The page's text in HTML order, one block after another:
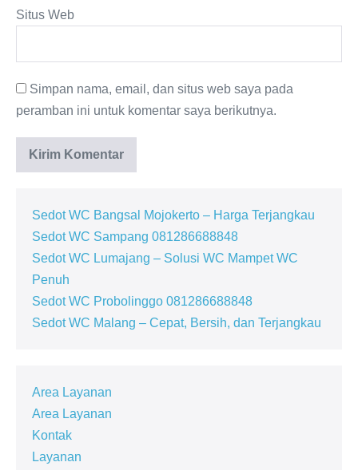
Situs Web
Simpan nama, email, dan situs web saya pada
peramban ini untuk komentar saya berikutnya.
Sedot WC Bangsal Mojokerto – Harga Terjangkau
Sedot WC Sampang 081286688848
Sedot WC Lumajang – Solusi WC Mampet WC
Penuh
Sedot WC Probolinggo 081286688848
Sedot WC Malang – Cepat, Bersih, dan Terjangkau
Area Layanan
Area Layanan
Kontak
Layanan